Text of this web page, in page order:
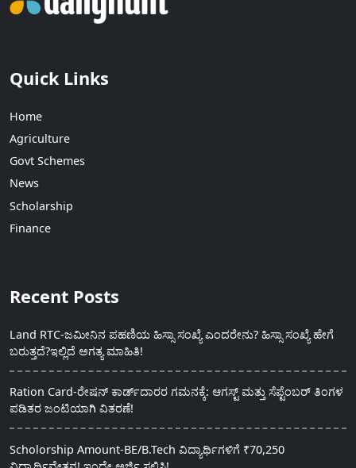
Quick Links
Home
Agriculture
Govt Schemes
News
Scholarship
Finance
Recent Posts
Land RTC-ಜಮೀನಿನ ಪಹಣಿಯ ಹಿಸ್ಸಾ ಸಂಖ್ಯೆ ಎಂದರೇನು? ಹಿಸ್ಸಾ ಸಂಖ್ಯೆ ಹೇಗೆ
ಬರುತ್ತದೆ?ಇಲ್ಲಿದೆ ಅಗತ್ಯ ಮಾಹಿತಿ!
Ration Card-ರೇಷನ್ ಕಾರ್ಡ್‍ದಾರರ ಗಮನಕ್ಕೆ: ಆಗಸ್ಟ್ ಮತ್ತು ಸೆಪ್ಟೆಂಬರ್ ತಿಂಗಳ
ಪಡಿತರ ಜಂಟಿಯಾಗಿ ವಿತರಣೆ!
Scholorship Amount-BE/B.Tech ವಿದ್ಯಾರ್ಥಿಗಳಿಗೆ ₹70,250